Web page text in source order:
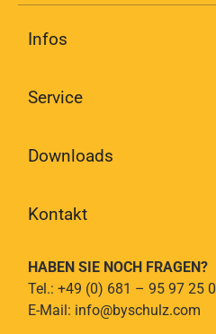
Infos
Service
Downloads
Kontakt
HABEN SIE NOCH FRAGEN?
Tel.: +49 (0) 681 – 95 97 25 0
E-Mail: info@byschulz.com